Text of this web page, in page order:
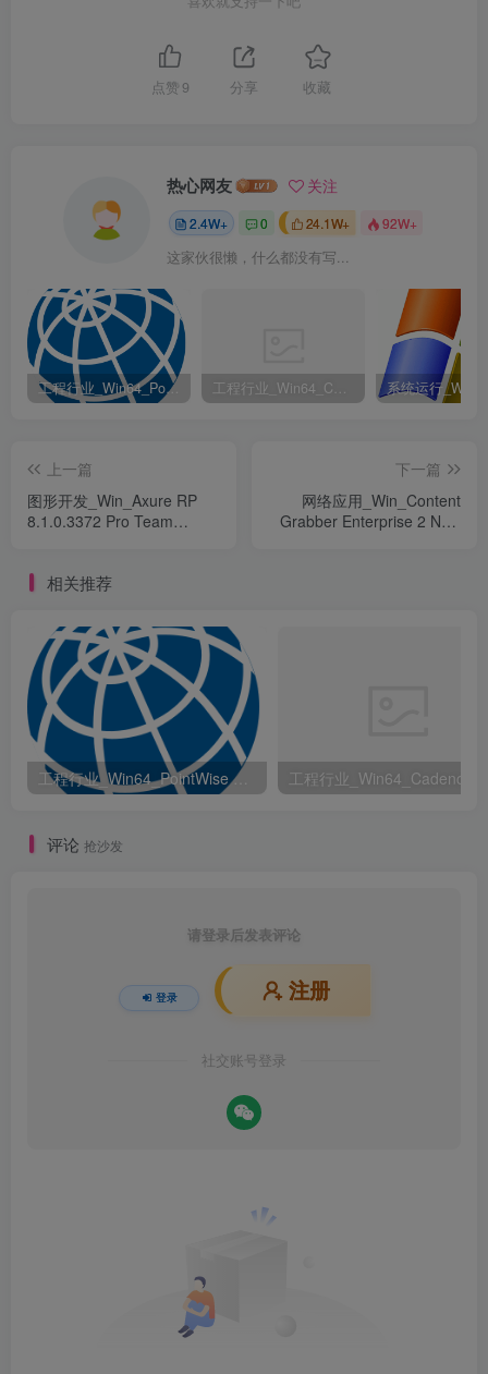
点赞 9 分享 收藏
热心网友 关注
2.4W+ 0 24.1W+ 92W+
这家伙很懒，什么都没有写...
工程行业_Win64_PointWise 18.6 R2 x64资源下载地址_百度网盘迅雷BT 工程行业_Win64_Cadence Fidelity Pointwise 2024.1 x64资源下载地址_百度网盘迅雷BT
上一篇
图形开发_Win_Axure RP
8.1.0.3372 Pro Team
下一篇
网络应用_Win_Content
Grabber Enterprise 2 New
相关推荐
工程行业_Win64_PointWise 18.6 R2 x64资源下载地址_百度网盘迅雷BT
评论 抢沙发
请登录后发表评论
登录 注册
社交账号登录